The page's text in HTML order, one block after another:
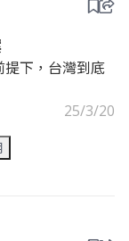
提下，台灣到底
戲規則講清
踏步~
25/3/20